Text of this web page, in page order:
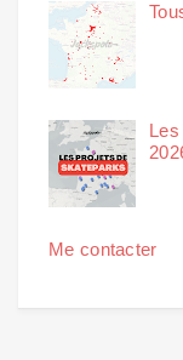
Me contacter